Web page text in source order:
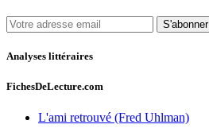
S'abonner
Analyses littéraires
FichesDeLecture.com
L'ami retrouvé (Fred Uhlman)